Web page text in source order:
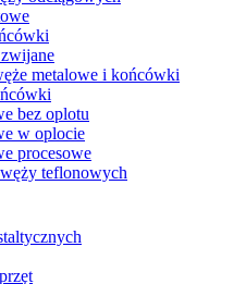
metalowe i końcówki
bez oplotu
w oplocie
procesowe
teflonowych